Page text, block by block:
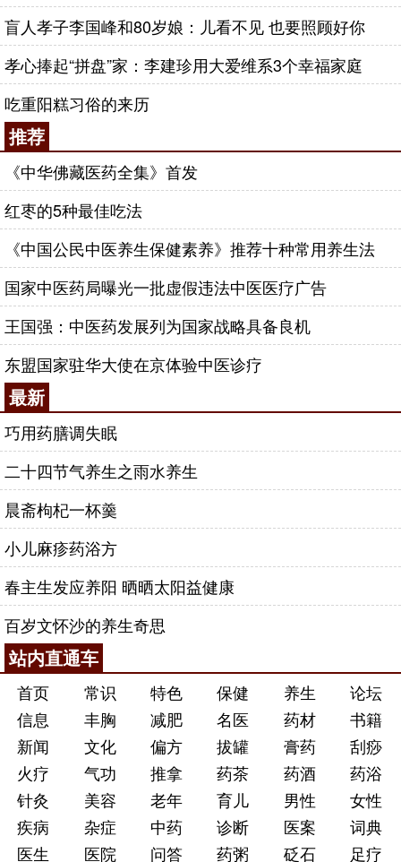
盲人孝子李国峰和80岁娘：儿看不见 也要照顾好你
孝心捧起“拼盘”家：李建珍用大爱维系3个幸福家庭
吃重阳糕习俗的来历
推荐
《中华佛藏医药全集》首发
红枣的5种最佳吃法
《中国公民中医养生保健素养》推荐十种常用养生法
国家中医药局曝光一批虚假违法中医医疗广告
王国强：中医药发展列为国家战略具备良机
东盟国家驻华大使在京体验中医诊疗
最新
巧用药膳调失眠
二十四节气养生之雨水养生
晨斋枸杞一杯羹
小儿麻疹药浴方
春主生发应养阳 晒晒太阳益健康
百岁文怀沙的养生奇思
站内直通车
首页 常识 特色 保健 养生
论坛
信息
丰胸 减肥 名医 药材
书籍
新闻
文化 偏方 拔罐 膏药
刮痧
火疗
气功 推拿 药茶 药酒
药浴
针灸
美容 老年 育儿 男性
女性
疾病
杂症 中药 诊断 医案
词典
医生
医院 问答 药粥 砭石 足疗